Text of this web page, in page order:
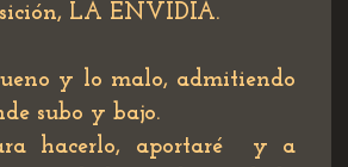
LA ENVIDIA.
y lo malo, admitiendo
subo y bajo.
hacerlo, aportaré
y a